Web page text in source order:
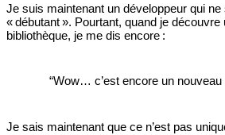
Je suis maintenant un développeur qui ne
« débutant ». Pourtant, quand je découvre
bibliothèque, je me dis encore :
“Wow… c’est encore un
Je sais maintenant que ce n’est pas